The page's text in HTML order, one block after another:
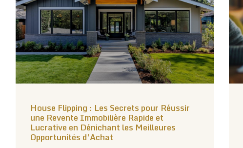
House Flipping : Les Secrets pour Réussir
une Revente Immobilière Rapide et
Lucrative en Dénichant les Meilleures
Opportunités d’Achat